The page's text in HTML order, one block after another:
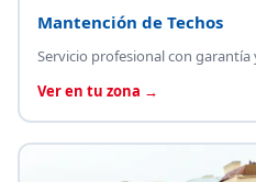
Mantención de Techos
Servicio profesional con
Ver en tu zona →